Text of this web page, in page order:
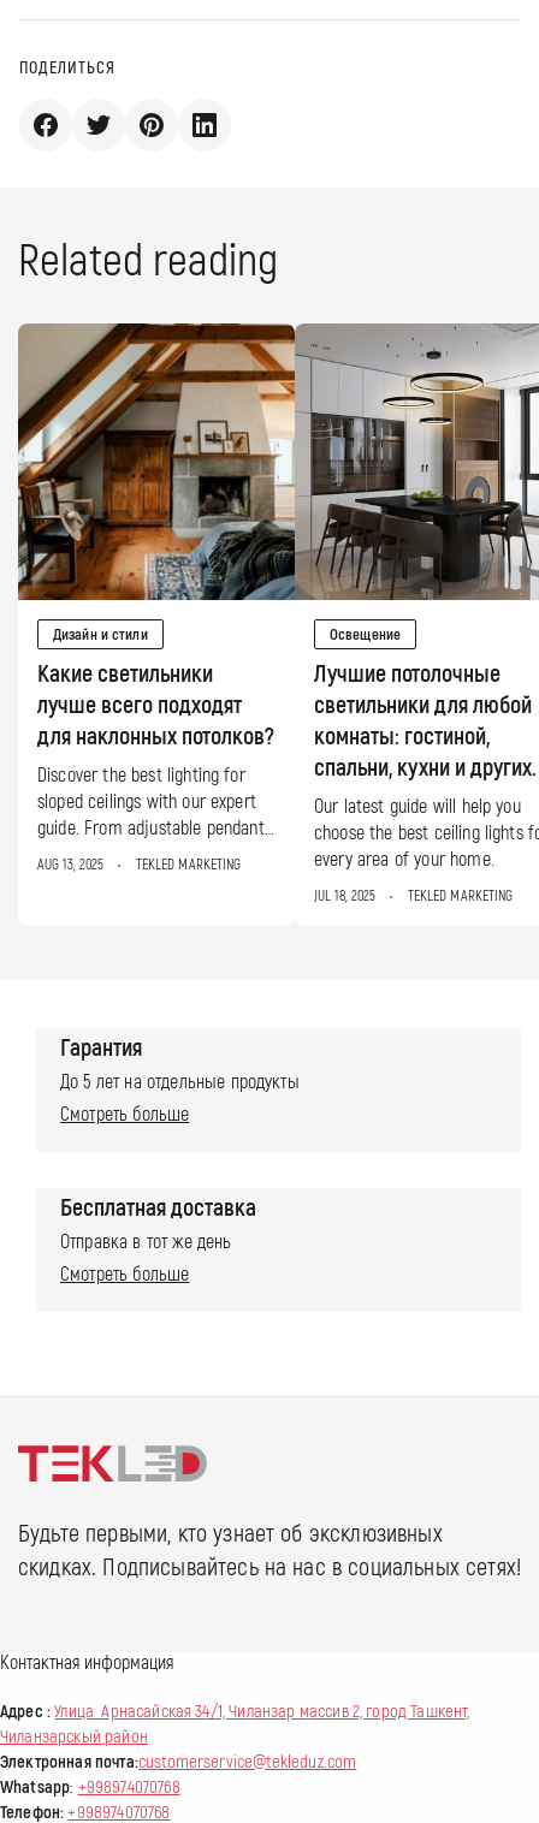
ПОДЕЛИТЬСЯ
Related reading
Дизайн и стили
Какие светильники
лучше всего подходят
для наклонных потолков?
Discover the best lighting for
sloped ceilings with our expert
guide. From adjustable pendants
to track lighting, find stylish
AUG 13, 2025 TEKLED MARKETING
Освещение
Лучшие потолочные
светильники для любой
комнаты: гостиной,
спальни, кухни и других.
Our latest guide will help you
choose the best ceiling lights
every area of your home.
JUL 18, 2025 TEKLED MARKETING
Гарантия
До 5 лет на отдельные продукты
Смотреть больше
Бесплатная доставка
Отправка в тот же день
Смотреть больше
Контактная информация
Адрес :Улица Арнасайская 34/1, Чиланзар массив 2, город Ташкент,
Чиланзарскый район
Электронная почта:customerservice@tekleduz.com
Whatsapp: +998974070768
Телефон:+998974070768
Будьте первыми, кто узнает об эксклюзивных
скидках. Подписывайтесь на нас в социальных сетях!